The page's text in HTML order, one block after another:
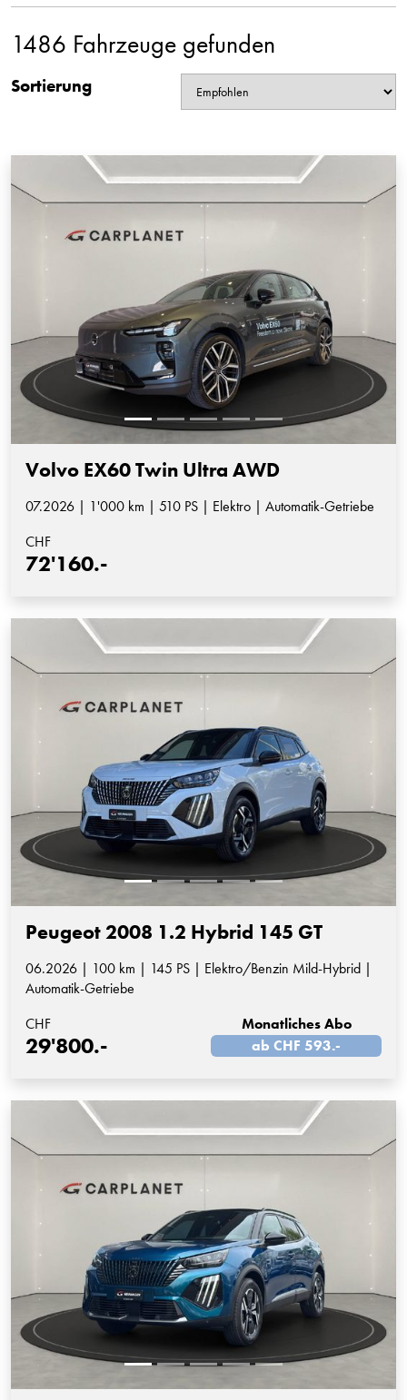
1486 Fahrzeuge gefunden
Sortierung
Volvo EX60 Twin Ultra AWD
07.2026 | 1'000 km | 510 PS | Elektro | Automatik-Getriebe
CHF
72'160.-
Peugeot 2008 1.2 Hybrid 145 GT
06.2026 | 100 km | 145 PS | Elektro/Benzin Mild-Hybrid |
Automatik-Getriebe
CHF
29'800.-
Monatliches Abo
ab CHF 593.-